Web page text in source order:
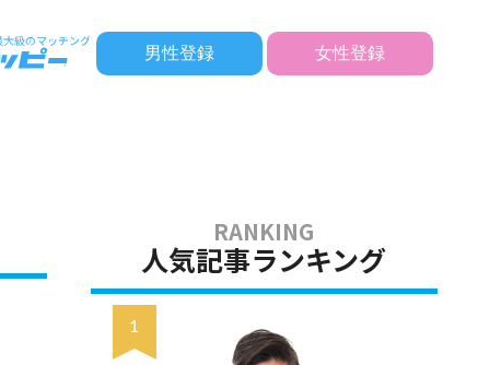
男性登録 女性登録
人気記事ランキング